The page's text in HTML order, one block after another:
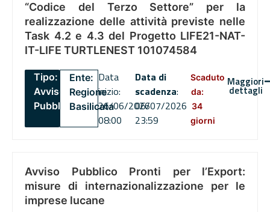
“Codice del Terzo Settore” per la
realizzazione delle attività previste nelle
Task 4.2 e 4.3 del Progetto LIFE21-NAT-
IT-LIFE TURTLENEST 101074584
Tipo:
Avviso
Pubblico
Ente:
Regione
Basilicata
Data
inizio:
26/06/2026
08:00
Data di
scadenza:
06/07/2026
23:59
Scaduto
da:
34
giorni
Maggiori
dettagli
Avviso Pubblico Pronti per l’Export:
misure di internazionalizzazione per le
imprese lucane